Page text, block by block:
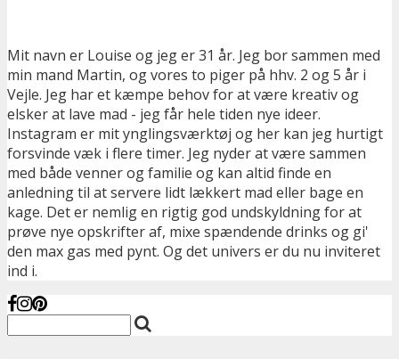
Mit navn er Louise og jeg er 31 år. Jeg bor sammen med
min mand Martin, og vores to piger på hhv. 2 og 5 år i
Vejle. Jeg har et kæmpe behov for at være kreativ og
elsker at lave mad - jeg får hele tiden nye ideer.
Instagram er mit ynglingsværktøj og her kan jeg hurtigt
forsvinde væk i flere timer. Jeg nyder at være sammen
med både venner og familie og kan altid finde en
anledning til at servere lidt lækkert mad eller bage en
kage. Det er nemlig en rigtig god undskyldning for at
prøve nye opskrifter af, mixe spændende drinks og gi'
den max gas med pynt. Og det univers er du nu inviteret
ind i.